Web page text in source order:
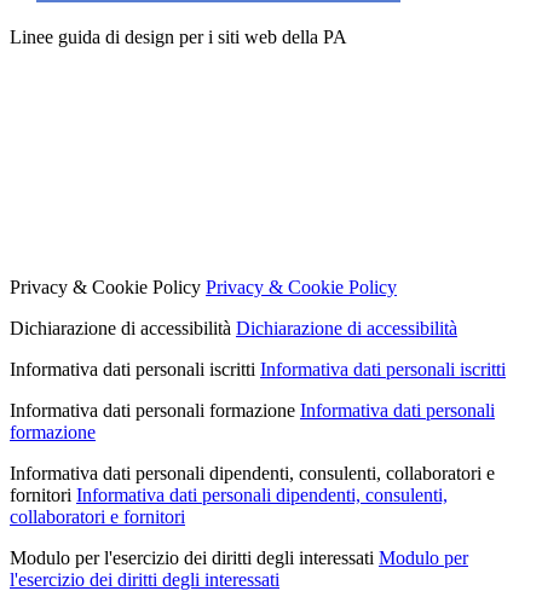
Linee guida di design per i siti web della PA
Privacy & Cookie Policy Privacy & Cookie Policy
Dichiarazione di accessibilità Dichiarazione di accessibilità
Informativa dati personali iscritti Informativa dati personali iscritti
Informativa dati personali formazione Informativa dati personali
formazione
Informativa dati personali dipendenti, consulenti, collaboratori e
fornitori Informativa dati personali dipendenti, consulenti,
collaboratori e fornitori
Modulo per l'esercizio dei diritti degli interessati Modulo per
l'esercizio dei diritti degli interessati